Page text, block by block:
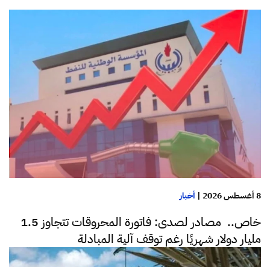
8 أغسطس 2026 | أخبار
خاص.. مصادر لصدى: فاتورة المحروقات تتجاوز 1.5
مليار دولار شهريًا رغم توقف آلية المبادلة